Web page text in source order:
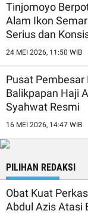
Tinjomoyo
Alam Ikon
Serius dan
24 MEI 2026, 11:50 WIB
Pusat Pembesar
Balikpapan Haji
Syahwat Resmi
16 MEI 2026, 14:47 WIB
PILIHAN REDAKSI
Obat Kuat
Abdul Azis Atasi